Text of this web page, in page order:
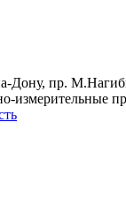
Дону, пр.
измерительные